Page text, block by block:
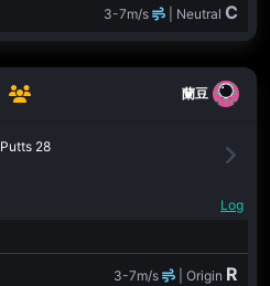
3-7m/s | Neutral C
蘭豆
Putts 28
Log
3-7m/s | Origin R